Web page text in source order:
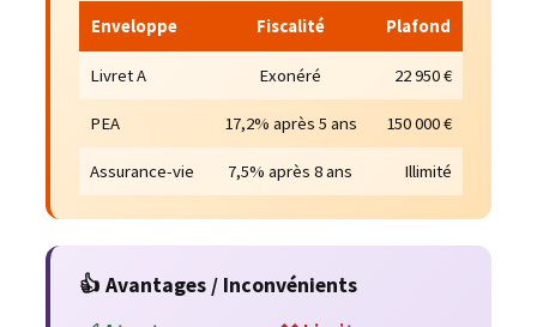
Enveloppe Fiscalité Plafond
Livret A Exonéré 22 950 €
PEA 17,2% après 5 ans 150 000 €
Assurance-vie 7,5% après 8 ans Illimité
👍 Avantages / Inconvénients